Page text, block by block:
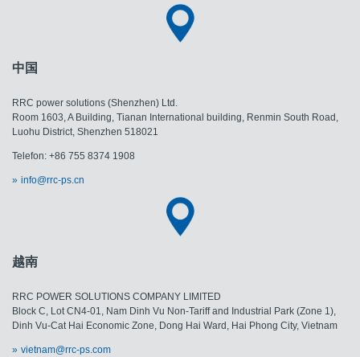
中国
RRC power solutions (Shenzhen) Ltd.
Room 1603, A Building, Tianan International building, Renmin South Road,
Luohu District, Shenzhen 518021
Telefon: +86 755 8374 1908
info@rrc-ps.cn
越南
RRC POWER SOLUTIONS COMPANY LIMITED
Block C, Lot CN4-01, Nam Dinh Vu Non-Tariff and Industrial Park (Zone 1),
Dinh Vu-Cat Hai Economic Zone, Dong Hai Ward, Hai Phong City, Vietnam
vietnam@rrc-ps.com